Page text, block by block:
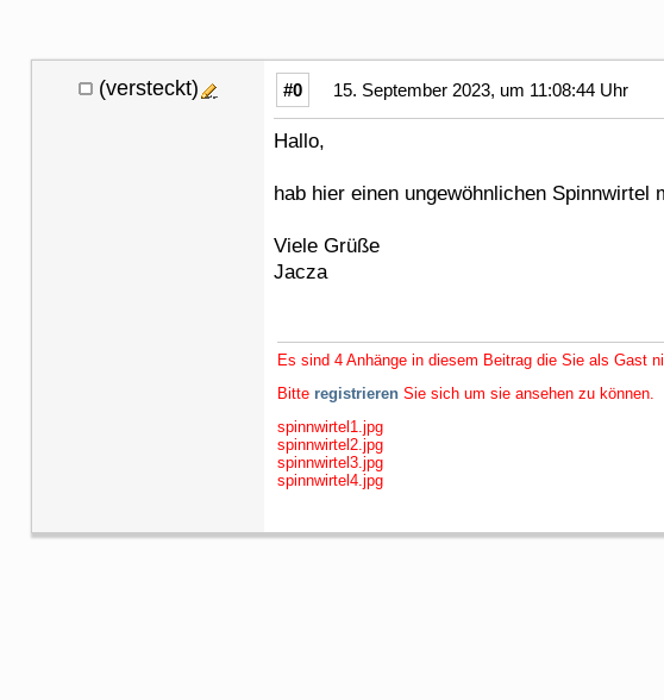
(versteckt) #0 15. September 2023, um 11:08:44 Uhr
Hallo,
hab hier einen ungewöhnlichen
Viele Grüße
Jacza
Es sind 4 Anhänge in diesem Beitrag die Sie als Gast
Bitte registrieren Sie sich um sie ansehen zu können.
spinnwirtel1.jpg
spinnwirtel2.jpg
spinnwirtel3.jpg
spinnwirtel4.jpg